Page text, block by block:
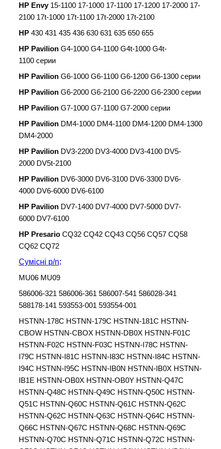
HP Envy 15-1100 17-1000 17-1100 17-1200 17-2000 17-
2100 17t-1000 17t-1100 17t-2000 17t-2100
HP 430 431 435 436 630 631 635 650 655
HP Pavilion G4-1000 G4-1100 G4t-1000 G4t-
1100 серии
HP Pavilion G6-1000 G6-1100 G6-1200 G6-1300 серии
HP Pavilion G6-2000 G6-2100 G6-2200 G6-2300 серии
HP Pavilion G7-1000 G7-1100 G7-2000 серии
HP Pavilion DM4-1000 DM4-1100 DM4-1200 DM4-1300
DM4-2000
HP Pavilion DV3-2200 DV3-4000 DV3-4100 DV5-
2000 DV5t-2100
HP Pavilion DV6-3000 DV6-3100 DV6-3300 DV6-
4000 DV6-6000 DV6-6100
HP Pavilion DV7-1400 DV7-4000 DV7-5000 DV7-
6000 DV7-6100
HP Presario CQ32 CQ42 CQ43 CQ56 CQ57 CQ58
CQ62 CQ72
Сумісні p/n:
MU06 MU09
586006-321 586006-361 586007-541 586028-341
588178-141 593553-001 593554-001
HSTNN-178C HSTNN-179C HSTNN-181C HSTNN-
CBOW HSTNN-CBOX HSTNN-DB0X HSTNN-F01C
HSTNN-F02C HSTNN-F03C HSTNN-I78C HSTNN-
I79C HSTNN-I81C HSTNN-I83C HSTNN-I84C HSTNN-
I94C HSTNN-I95C HSTNN-IB0N HSTNN-IB0X HSTNN-
IB1E HSTNN-OB0X HSTNN-OB0Y HSTNN-Q47C
HSTNN-Q48C HSTNN-Q49C HSTNN-Q50C HSTNN-
Q51C HSTNN-Q60C HSTNN-Q61C HSTNN-Q62C
HSTNN-Q62C HSTNN-Q63C HSTNN-Q64C HSTNN-
Q66C HSTNN-Q67C HSTNN-Q68C HSTNN-Q69C
HSTNN-Q70C HSTNN-Q71C HSTNN-Q72C HSTNN-